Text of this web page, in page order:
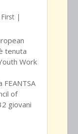
|
tenuta
Work
FEANTSA
of
giovani